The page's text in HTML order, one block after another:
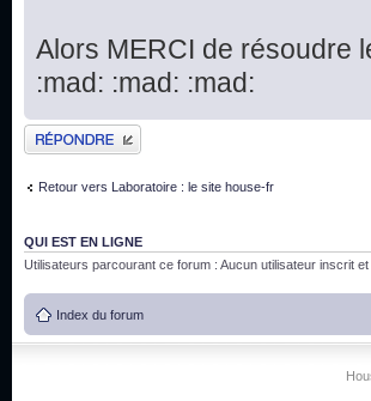
Alors MERCI de résoudre
:mad: :mad: :mad:
Publier une réponse
Retour vers Laboratoire : le site house-fr
QUI EST EN LIGNE
Utilisateurs parcourant ce forum : Aucun utilisateur inscrit et
Index du forum